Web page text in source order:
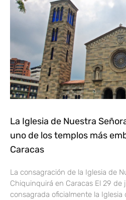
La Iglesia de Nuestra
uno de los templos más
Caracas
La consagración de la Iglesia de
Chiquinquirá en Caracas El 29 de
consagrada oficialmente la Iglesia